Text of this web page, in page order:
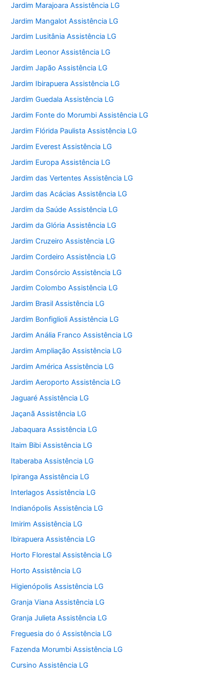
Jardim Marajoara Assistência LG
Jardim Mangalot Assistência LG
Jardim Lusitânia Assistência LG
Jardim Leonor Assistência LG
Jardim Japão Assistência LG
Jardim Ibirapuera Assistência LG
Jardim Guedala Assistência LG
Jardim Fonte do Morumbi Assistência LG
Jardim Flórida Paulista Assistência LG
Jardim Everest Assistência LG
Jardim Europa Assistência LG
Jardim das Vertentes Assistência LG
Jardim das Acácias Assistência LG
Jardim da Saúde Assistência LG
Jardim da Glória Assistência LG
Jardim Cruzeiro Assistência LG
Jardim Cordeiro Assistência LG
Jardim Consórcio Assistência LG
Jardim Colombo Assistência LG
Jardim Brasil Assistência LG
Jardim Bonfiglioli Assistência LG
Jardim Anália Franco Assistência LG
Jardim Ampliação Assistência LG
Jardim América Assistência LG
Jardim Aeroporto Assistência LG
Jaguaré Assistência LG
Jaçanã Assistência LG
Jabaquara Assistência LG
Itaim Bibi Assistência LG
Itaberaba Assistência LG
Ipiranga Assistência LG
Interlagos Assistência LG
Indianópolis Assistência LG
Imirim Assistência LG
Ibirapuera Assistência LG
Horto Florestal Assistência LG
Horto Assistência LG
Higienópolis Assistência LG
Granja Viana Assistência LG
Granja Julieta Assistência LG
Freguesia do ó Assistência LG
Fazenda Morumbi Assistência LG
Cursino Assistência LG